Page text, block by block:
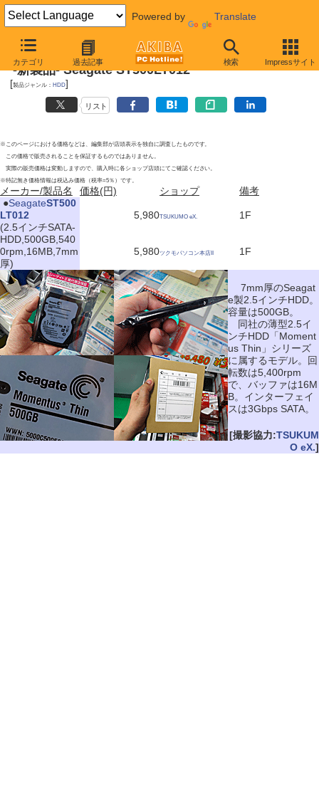
Powered by Translate
カテゴリ 過去記事 検索 Impressサイト
2012年6月16日
-新製品- Seagate ST500LT012
[製品ジャンル： HDD]
リスト
※このページにおける価格などは、編集部が店頭表示を独自に調査したものです。
この価格で販売されることを保証するものではありません。
実際の販売価格は変動しますので、購入時に各ショップ店頭にてご確認ください。
※特記無き価格情報は税込み価格（税率=5％）です。
メーカー/製品名 価格(円) ショップ
備考
●SeagateST500
LT012
(2.5インチSATA-
HDD,500GB,540
0rpm,16MB,7mm
厚)
5,980TSUKUMO eX. 1F
5,980ツクモパソコン本店II 1F
7mm厚のSeagat
e製2.5インチHDD。
容量は500GB。
同社の薄型2.5イ
ンチHDD「Moment
us Thin」シリーズ
に属するモデル。回
転数は5,400rpm
で、バッファは16M
B。インターフェイ
スは3Gbps SATA。
[撮影協力:TSUKUM
O eX.]